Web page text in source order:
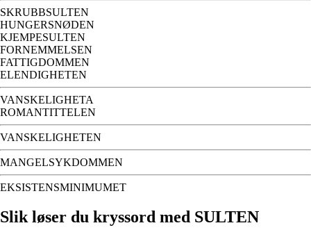
SKRUBBSULTEN
HUNGERSNØDEN
KJEMPESULTEN
FORNEMMELSEN
FATTIGDOMMEN
ELENDIGHETEN
VANSKELIGHETA
ROMANTITTELEN
VANSKELIGHETEN
MANGELSYKDOMMEN
EKSISTENSMINIMUMET
Slik løser du kryssord med SULTEN